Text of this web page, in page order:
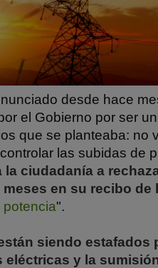
desde hace
el Gobierno por ser
que se planteaba: no
las subidas de
ciudadanía a
en su recibo de
potencia".
siendo estafados
eléctricas y la